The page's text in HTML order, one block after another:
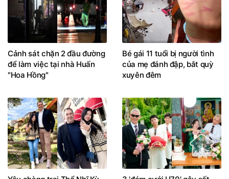
Cảnh sát chặn 2 đầu đường
để làm việc tại nhà Huấn
"Hoa Hồng"
Bé gái 11 tuổi bị người tình
của mẹ đánh đập, bắt quỳ
xuyên đêm